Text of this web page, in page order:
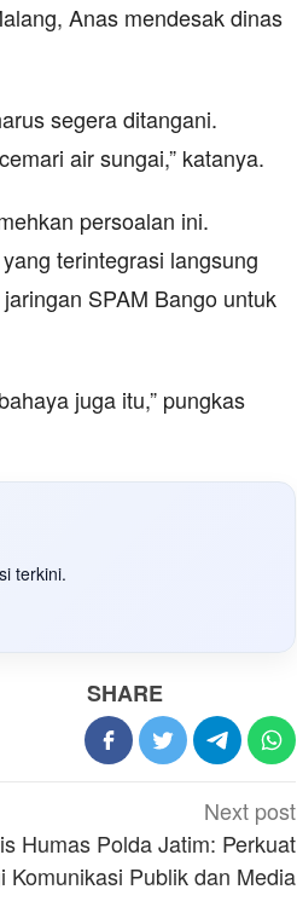
Anas mendesak dinas
segera ditangani.
air sungai,” katanya.
persoalan ini.
terintegrasi langsung
SPAM Bango untuk
juga itu,” pungkas
terkini.
SHARE
Next post
Humas Polda Jatim: Perkuat
Komunikasi Publik dan Media